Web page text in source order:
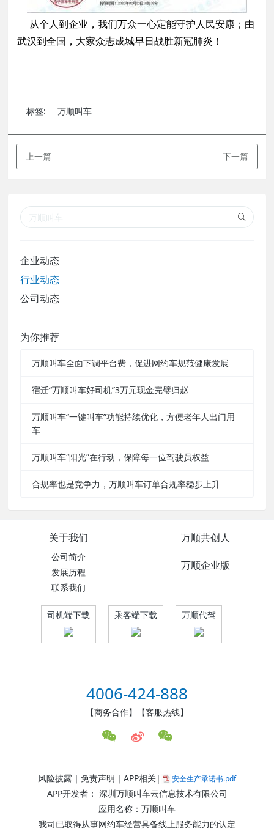
从个人到企业，我们万众一心定能守护人民安康；由
武汉到全国，大家众志成城早日战胜新冠肺炎！
标签: 万顺叫车
上一篇 下一篇
企业动态
行业动态
公司动态
为你推荐
万顺叫车全面下调平台费，促进网约车规范健康发展
宿迁“万顺叫车好司机”3万元现金完璧归赵
万顺叫车“一键叫车”功能持续优化，方便老年人出门用
车
万顺叫车“阳光”在行动，保障每一位驾驶员权益
合规率也是竞争力，万顺叫车订单合规率稳步上升
关于我们
公司简介
发展历程
联系我们
万顺共创人
万顺企业版
司机端下载 乘客端下载 万顺代驾
4006-424-888
【商务合作】【客服热线】
风险披露｜免责声明｜APP相关| 安全生产承诺书.pdf
APP开发者： 深圳万顺叫车云信息技术有限公司
应用名称：万顺叫车
我司已取得从事网约车经营具备线上服务能力的认定